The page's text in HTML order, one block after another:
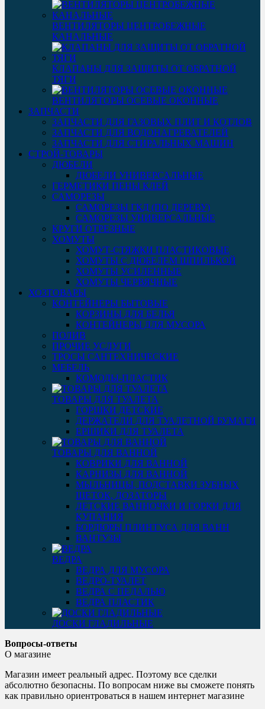
ВЕНТИЛЯТОРЫ ЦЕНТРОБЕЖНЫЕ
КАНАЛЬНЫЕ
КЛАПАНЫ ДЛЯ ЗАЩИТЫ ОТ ОБРАТНОЙ
ТЯГИ
ВЕНТИЛЯТОРЫ ОСЕВЫЕ ОКОННЫЕ
ЗАПЧАСТИ
ЗАПЧАСТИ ДЛЯ ГАЗОВЫХ ПЛИТ И КОТЛОВ
ЗАПЧАСТИ ДЛЯ ВОДОНАГРЕВАТЕЛЕЙ
ЗАПЧАСТИ ДЛЯ СТИРАЛЬНЫХ МАШИН
СТРОЙ-ТОВАРЫ
ДЮБЕЛИ
ДЮБЕЛИ УНИВЕРСАЛЬНЫЕ
ГЕРМЕТИКИ ПЕНЫ КЛЕЙ
САМОРЕЗЫ
САМОРЕЗЫ ГКД (ПО ДЕРЕВУ)
САМОРЕЗЫ УНИВЕРСАЛЬНЫЕ
КРУГИ ОТРЕЗНЫЕ
ХОМУТЫ
ХОМУТ-СТЯЖКИ ПЛАСТИКОВЫЕ
ХОМУТЫ С ДЮБЕЛЕМ ШПИЛЬКОЙ
ХОМУТЫ УСИЛЕННЫЕ
ХОМУТЫ ЧЕРВЯЧНЫЕ
ХОЗТОВАРЫ
КОНТЕЙНЕРЫ БЫТОВЫЕ
КОРЗИНЫ ДЛЯ БЕЛЬЯ
КОНТЕЙНЕРЫ ДЛЯ МУСОРА
ПОЛИВ
ПРОЧИЕ УСЛУГИ
ТРОСЫ САНТЕХНИЧЕСКИЕ
МЕБЕЛЬ
КОМОДЫ-ПЛАСТИК
ТОВАРЫ ДЛЯ ТУАЛЕТА
ГОРШКИ ДЕТСКИЕ
ДЕРЖАТЕЛИ ДЛЯ ТУАЛЕТНОЙ БУМАГИ
ЕРШИКИ ДЛЯ ТУАЛЕТА
ТОВАРЫ ДЛЯ ВАННОЙ
КОВРИКИ ДЛЯ ВАННОЙ
КАРНИЗЫ ДЛЯ ВАННОЙ
МЫЛЬНИЦЫ, ПОДСТАВКИ ЗУБНЫХ
ЩЕТОК, ДОЗАТОРЫ
ДЕТСКИЕ ВАННОЧКИ И ГОРКИ ДЛЯ
КУПАНИЯ
БОРДЮРЫ ПЛИНТУСА ДЛЯ ВАНН
ВАНТУЗЫ
ВЕДРА
ВЕДРА ДЛЯ МУСОРА
ВЕДРО-ТУАЛЕТ
ВЕДРА С ПЕДАЛЬЮ
ВЕДРА ПЛАСТИК
ДОСКИ ГЛАДИЛЬНЫЕ
Вопросы-ответы
О магазине
Магазин имеет реальный адрес. Поэтому все сделки
абсолютно безопасны. По вопросам ниже вы сможете понять
как правильно ориентроваться в нашем интернет магазине